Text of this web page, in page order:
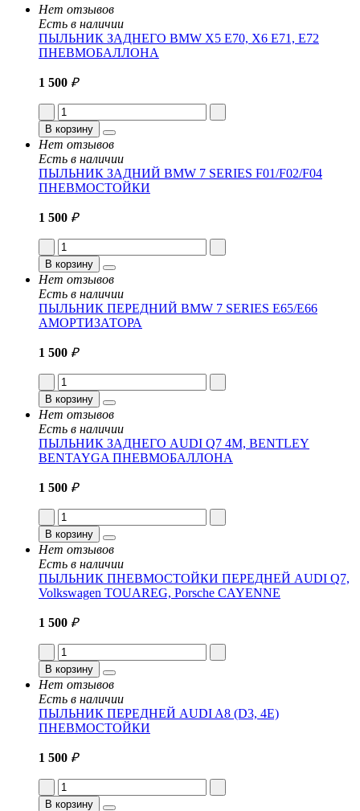
Нет отзывов
Есть в наличии
ПЫЛЬНИК ЗАДНЕГО BMW X5 E70, X6 E71, E72
ПНЕВМОБАЛЛОНА
1 500 ₽
В корзину
Нет отзывов
Есть в наличии
ПЫЛЬНИК ЗАДНИЙ BMW 7 SERIES F01/F02/F04
ПНЕВМОСТОЙКИ
1 500 ₽
В корзину
Нет отзывов
Есть в наличии
ПЫЛЬНИК ПЕРЕДНИЙ BMW 7 SERIES E65/E66
АМОРТИЗАТОРА
1 500 ₽
В корзину
Нет отзывов
Есть в наличии
ПЫЛЬНИК ЗАДНЕГО AUDI Q7 4M, BENTLEY
BENTAYGA ПНЕВМОБАЛЛОНА
1 500 ₽
В корзину
Нет отзывов
Есть в наличии
ПЫЛЬНИК ПНЕВМОСТОЙКИ ПЕРЕДНЕЙ AUDI Q7,
Volkswagen TOUAREG, Porsche CAYENNE
1 500 ₽
В корзину
Нет отзывов
Есть в наличии
ПЫЛЬНИК ПЕРЕДНЕЙ AUDI A8 (D3, 4E)
ПНЕВМОСТОЙКИ
1 500 ₽
В корзину